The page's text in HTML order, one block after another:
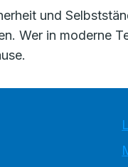
und
Wer in moderne